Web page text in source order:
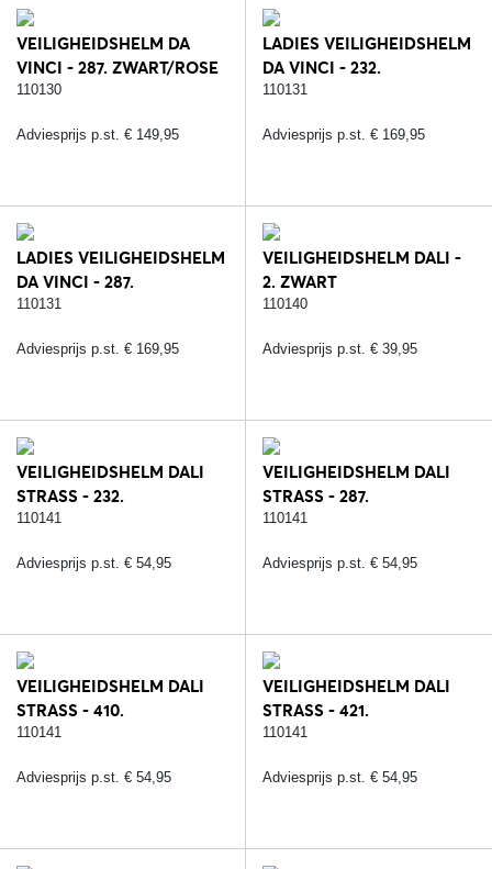
VEILIGHEIDSHELM DA
VINCI - 287. ZWART/ROSE
110130
Adviesprijs p.st. € 149,95
LADIES VEILIGHEIDSHELM
DA VINCI - 232.
ZWART/ZILVER
110131
Adviesprijs p.st. € 169,95
LADIES VEILIGHEIDSHELM
DA VINCI - 287.
ZWART/ROSE
110131
Adviesprijs p.st. € 169,95
VEILIGHEIDSHELM DALI -
2. ZWART
110140
Adviesprijs p.st. € 39,95
VEILIGHEIDSHELM DALI
STRASS - 232.
ZWART/ZILVER
110141
Adviesprijs p.st. € 54,95
VEILIGHEIDSHELM DALI
STRASS - 287.
ZWART/ROSE
110141
Adviesprijs p.st. € 54,95
VEILIGHEIDSHELM DALI
STRASS - 410.
BRUIN/ROSE
110141
Adviesprijs p.st. € 54,95
VEILIGHEIDSHELM DALI
STRASS - 421.
ROZE/SILVER
110141
Adviesprijs p.st. € 54,95